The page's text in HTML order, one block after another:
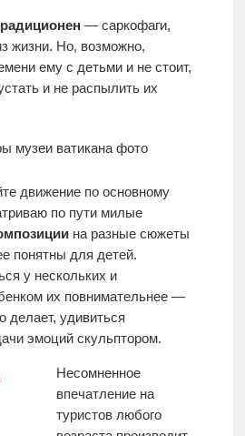
— саркофаги,
жизни. Но, возможно,
ему с детьми и не стоит,
и не распылить их
движение по основному
по пути милые
на разные сюжеты
понятны для детей.
у нескольких и
их повнимательнее —
делает, удивиться
эмоций скульптором.
Несомненное
впечатление на
туристов любого